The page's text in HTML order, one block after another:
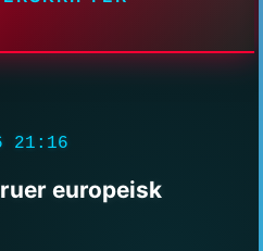
21:16
europeisk